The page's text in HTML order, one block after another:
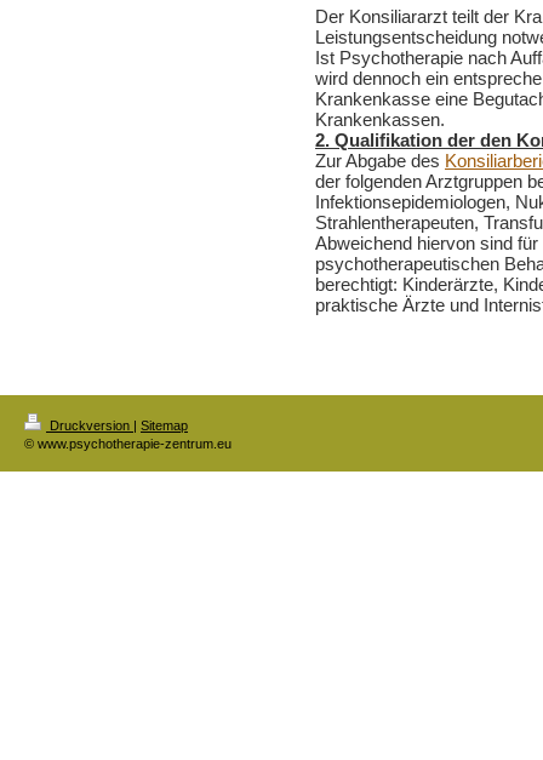
Der Konsiliararzt teilt der
Leistungsentscheidung
Ist Psychotherapie nach
wird dennoch ein
Krankenkasse eine
Krankenkassen.
2. Qualifikation der den
Zur Abgabe des
der folgenden Arztgruppen
Infektionsepidemiologen,
Strahlentherapeuten,
Abweichend hiervon sind
psychotherapeutischen
berechtigt: Kinderärzte,
praktische Ärzte und
Druckversion | Sitemap
© www.psychotherapie-zentrum.eu